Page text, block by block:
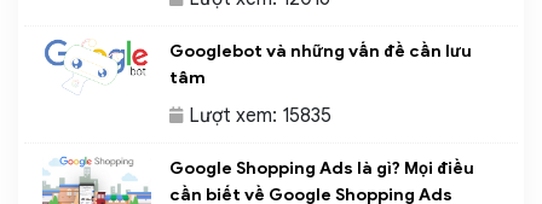
Googlebot và những vấn đề cần lưu
tâm
Lượt xem: 15835
Google Shopping Ads là gì? Mọi điều
cần biết về Google Shopping Ads